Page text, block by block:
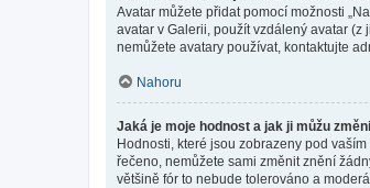
Avatar můžete přidat pomocí možnosti
avatar v Galerii, použít vzdálený avatar
nemůžete avatary používat, kontaktujte
Nahoru
Jaká je moje hodnost a jak ji můžu
Hodnosti, které jsou zobrazeny pod
řečeno, nemůžete sami změnit znění
většině fór to nebude tolerováno a